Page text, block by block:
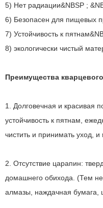
5) Нет радиации&NBSP ;
6) Безопасен для пищевых
7) Устойчивость к
8) экологически чистый
Преимущества
1. Долговечная и красивая
устойчивость к пятнам,
чистить и принимать уход,
2. Отсутствие царапин:
домашнего обихода. (Тем не
алмазы, наждачная бумага,